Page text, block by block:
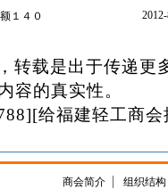
１４０
转载是出于传递更
容的真实性。
给福建轻工商
商会简介
组织结构